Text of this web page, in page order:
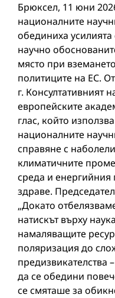
Брюксел, 11 юни
националните
обединиха усилията
научно
място при
политиците на ЕС.
г. Консултативният
европейските
глас, който
националните
справяне с
климатичните
среда и
здраве.
„Докато
натискът върху
намаляващите
поляризация до
предизвикателства
да се обедини
се смяташе за